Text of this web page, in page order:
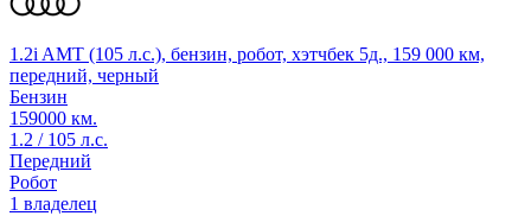
1.2i AMT (105 л.с.), бензин, робот, хэтчбек 5д., 159 000 км,
передний, черный
Бензин
159000 км.
1.2 / 105 л.с.
Передний
Робот
1 владелец